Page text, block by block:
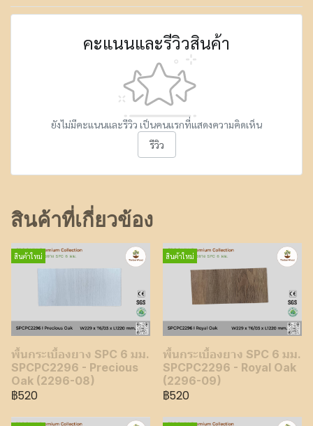
คะแนนและรีวิวสินค้า
ยังไม่มีคะแนนและรีวิว เป็นคนแรกที่แสดงความคิดเห็น
รีวิว
สินค้าที่เกี่ยวข้อง
สินค้าใหม่
พื้นกระเบื้องยาง SPC 6 มม.
SPCPC2296 - Precious
Oak (2296-08)
฿520
สินค้าใหม่
พื้นกระเบื้องยาง SPC 6 มม.
SPCPC2296 - Royal Oak
(2296-09)
฿520